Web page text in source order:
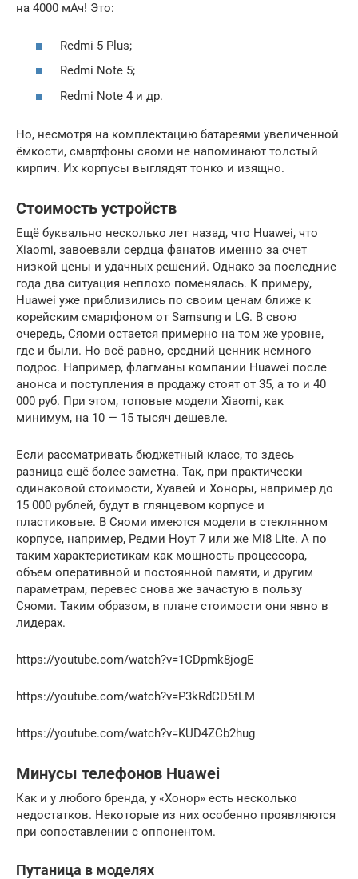
на 4000 мАч! Это:
Redmi 5 Plus;
Redmi Note 5;
Redmi Note 4 и др.
Но, несмотря на комплектацию батареями увеличенной
ёмкости, смартфоны сяоми не напоминают толстый
кирпич. Их корпусы выглядят тонко и изящно.
Стоимость устройств
Ещё буквально несколько лет назад, что Huawei, что
Xiaomi, завоевали сердца фанатов именно за счет
низкой цены и удачных решений. Однако за последние
года два ситуация неплохо поменялась. К примеру,
Huawei уже приблизились по своим ценам ближе к
корейским смартфоном от Samsung и LG. В свою
очередь, Сяоми остается примерно на том же уровне,
где и были. Но всё равно, средний ценник немного
подрос. Например, флагманы компании Huawei после
анонса и поступления в продажу стоят от 35, а то и 40
000 руб. При этом, топовые модели Xiaomi, как
минимум, на 10 — 15 тысяч дешевле.
Если рассматривать бюджетный класс, то здесь
разница ещё более заметна. Так, при практически
одинаковой стоимости, Хуавей и Хоноры, например до
15 000 рублей, будут в глянцевом корпусе и
пластиковые. В Сяоми имеются модели в стеклянном
корпусе, например, Редми Ноут 7 или же Mi8 Lite. А по
таким характеристикам как мощность процессора,
объем оперативной и постоянной памяти, и другим
параметрам, перевес снова же зачастую в пользу
Сяоми. Таким образом, в плане стоимости они явно в
лидерах.
https://youtube.com/watch?v=1CDpmk8jogE
https://youtube.com/watch?v=P3kRdCD5tLM
https://youtube.com/watch?v=KUD4ZCb2hug
Минусы телефонов Huawei
Как и у любого бренда, у «Хонор» есть несколько
недостатков. Некоторые из них особенно проявляются
при сопоставлении с оппонентом.
Путаница в моделях